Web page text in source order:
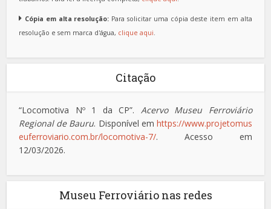
Cópia em alta resolução: Para solicitar uma cópia deste item em alta
resolução e sem marca d'água, clique aqui.
Citação
“Locomotiva Nº 1 da CP”. Acervo Museu Ferroviário
Regional de Bauru. Disponível em https://www.projetomus
euferroviario.com.br/locomotiva-7/. Acesso em
12/03/2026.
Museu Ferroviário nas redes